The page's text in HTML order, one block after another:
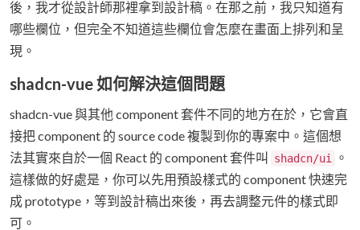
後，我才從設計師那裡拿到設計稿。在那之前，我只知道有
哪些欄位，但完全不知道這些欄位會怎麼在畫面上排列和呈
現。
shadcn-vue 如何解決這個問題
shadcn-vue 與其他 component 套件不同的地方在於，它會直
接把 component 的 source code 複製到你的專案中。這個想
法其實來自於一個 React 的 component 套件叫
shadcn/ui
。
這樣做的好處是，你可以先用預設樣式的 component 快速完
成 prototype，等到設計稿出來後，再去調整元件的樣式即
可。